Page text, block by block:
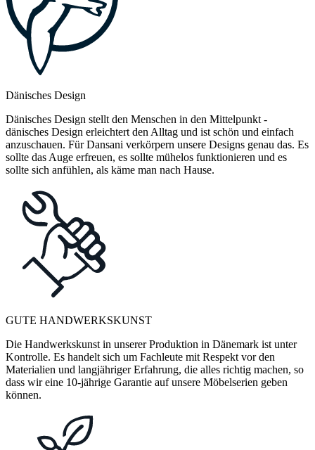
Dänisches Design
Dänisches Design stellt den Menschen in den Mittelpunkt -
dänisches Design erleichtert den Alltag und ist schön und einfach
anzuschauen. Für Dansani verkörpern unsere Designs genau das. Es
sollte das Auge erfreuen, es sollte mühelos funktionieren und es
sollte sich anfühlen, als käme man nach Hause.
GUTE HANDWERKSKUNST
Die Handwerkskunst in unserer Produktion in Dänemark ist unter
Kontrolle. Es handelt sich um Fachleute mit Respekt vor den
Materialien und langjähriger Erfahrung, die alles richtig machen, so
dass wir eine 10-jährige Garantie auf unsere Möbelserien geben
können.